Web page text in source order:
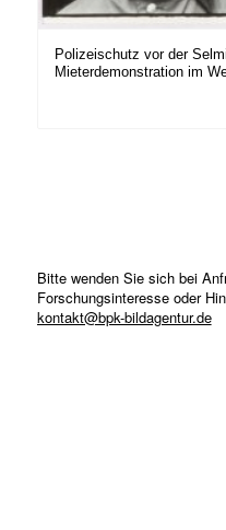
Polizeischutz vor der
Mieterdemonstration im
Bitte wenden Sie sich bei
Forschungsinteresse oder
kontakt@bpk-bildagentur.de